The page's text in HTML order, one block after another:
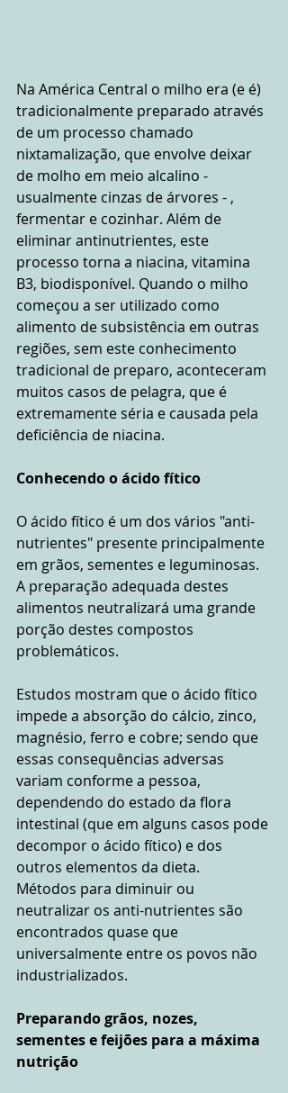
Na América Central o milho era (e é)
tradicionalmente preparado através
de um processo chamado
nixtamalização, que envolve deixar
de molho em meio alcalino -
usualmente cinzas de árvores - ,
fermentar e cozinhar. Além de
eliminar antinutrientes, este
processo torna a niacina, vitamina
B3, biodisponível. Quando o milho
começou a ser utilizado como
alimento de subsistência em outras
regiões, sem este conhecimento
tradicional de preparo, aconteceram
muitos casos de pelagra, que é
extremamente séria e causada pela
deficiência de niacina.
Conhecendo o ácido fítico
O ácido fítico é um dos vários "anti-
nutrientes" presente principalmente
em grãos, sementes e leguminosas.
A preparação adequada destes
alimentos neutralizará uma grande
porção destes compostos
problemáticos.
Estudos mostram que o ácido fítico
impede a absorção do cálcio, zinco,
magnésio, ferro e cobre; sendo que
essas consequências adversas
variam conforme a pessoa,
dependendo do estado da flora
intestinal (que em alguns casos pode
decompor o ácido fítico) e dos
outros elementos da dieta.
Métodos para diminuir ou
neutralizar os anti-nutrientes são
encontrados quase que
universalmente entre os povos não
industrializados.
Preparando grãos, nozes,
sementes e feijões para a máxima
nutrição